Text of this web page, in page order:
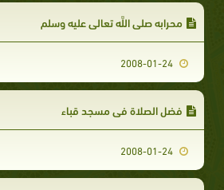
محرابه صلى اللَّه تعالى عليه وسلم
فضل الصلاة في مسجد قباء